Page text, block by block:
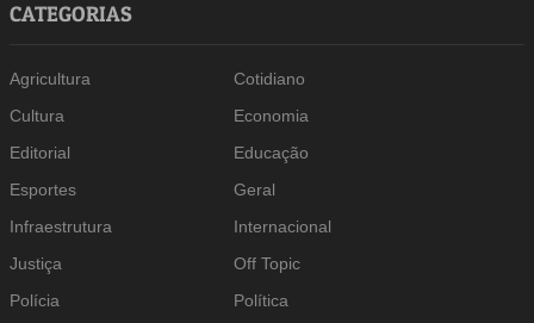
CATEGORIAS
Agricultura
Cotidiano
Cultura
Economia
Editorial
Educação
Esportes
Geral
Infraestrutura
Internacional
Justiça
Off Topic
Polícia
Política